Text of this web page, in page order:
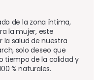
de la zona íntima,
la mujer, este
la salud de nuestra
solo deseo que
tiempo de la calidad y
% naturales.